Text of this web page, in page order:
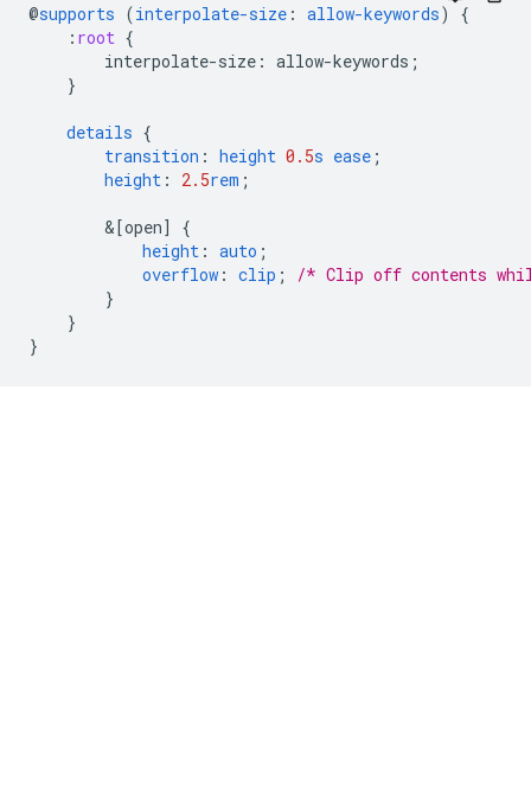
@supports (interpolate-size : allow-keywords)
{
: root {
interpolate-size : allow-keywords ;
}
details {
transition : height 0.5s ease ;
height : 2.5rem ;
&[open]
{
height : auto ;
overflow : clip ;
/* Clip off contents
}
}
}